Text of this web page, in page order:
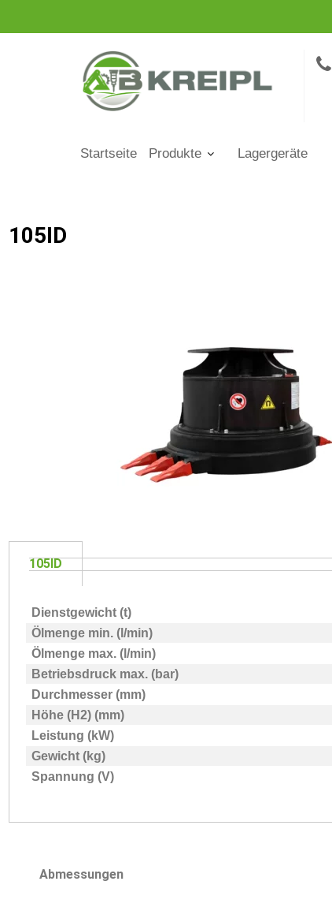
Startseite Produkte Lagergeräte
105ID
105ID
Dienstgewicht (t)
Ölmenge min. (l/min)
Ölmenge max. (l/min)
Betriebsdruck max. (bar)
Durchmesser (mm)
Höhe (H2) (mm)
Leistung (kW)
Gewicht (kg)
Spannung (V)
Abmessungen